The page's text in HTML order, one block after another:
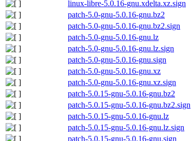
linux-libre-5.0.16-gnu.xdelta.xz.sign
patch-5.0-gnu-5.0.16-gnu.bz2
patch-5.0-gnu-5.0.16-gnu.bz2.sign
patch-5.0-gnu-5.0.16-gnu.lz
patch-5.0-gnu-5.0.16-gnu.lz.sign
patch-5.0-gnu-5.0.16-gnu.sign
patch-5.0-gnu-5.0.16-gnu.xz
patch-5.0-gnu-5.0.16-gnu.xz.sign
patch-5.0.15-gnu-5.0.16-gnu.bz2
patch-5.0.15-gnu-5.0.16-gnu.bz2.sign
patch-5.0.15-gnu-5.0.16-gnu.lz
patch-5.0.15-gnu-5.0.16-gnu.lz.sign
patch-5.0.15-gnu-5.0.16-gnu.sign